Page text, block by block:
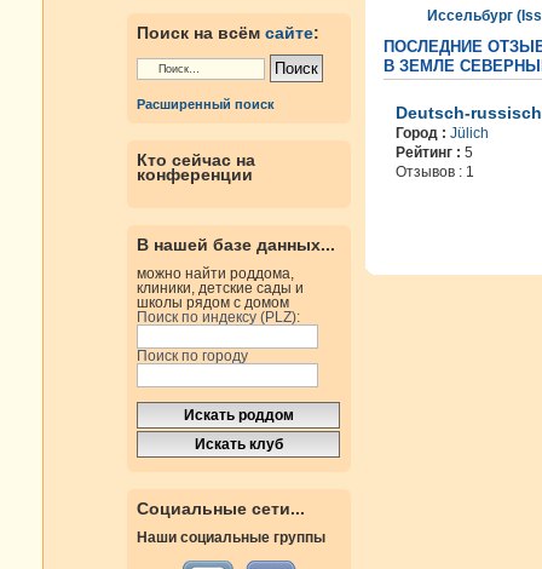
Поиск на всём сайте:
Расширенный поиск
Кто сейчас на
конференции
В нашей базе данных...
можно найти роддома,
клиники, детские сады и
школы рядом с домом
Поиск по индексу (PLZ):
Поиск по городу
Социальные сети...
Наши социальные группы
Иссельбург
ПОСЛЕДНИЕ
В ЗЕМЛЕ СЕВЕРНЫЙ
Deutsch-
Город : Jülich
Рейтинг : 5
Отзывов : 1